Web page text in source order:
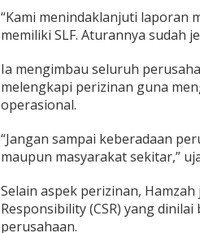
“Kami menindaklanjuti laporan
memiliki SLF. Aturannya sudah
Ia mengimbau seluruh
melengkapi perizinan guna
operasional.
“Jangan sampai keberadaan
maupun masyarakat sekitar,”
Selain aspek perizinan,
Responsibility (CSR) yang
perusahaan.